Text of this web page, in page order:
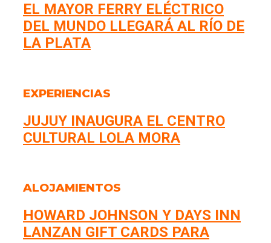
EL MAYOR FERRY ELÉCTRICO
DEL MUNDO LLEGARÁ AL RÍO DE
LA PLATA
EXPERIENCIAS
JUJUY INAUGURA EL CENTRO
CULTURAL LOLA MORA
ALOJAMIENTOS
HOWARD JOHNSON Y DAYS INN
LANZAN GIFT CARDS PARA